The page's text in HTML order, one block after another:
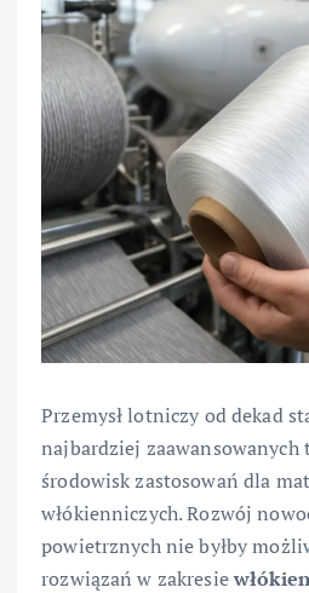
Przemysł lotniczy od dekad
najbardziej
środowisk zastosowań dla
włókienniczych. Rozwój
powietrznych nie byłby
rozwiązań w zakresie